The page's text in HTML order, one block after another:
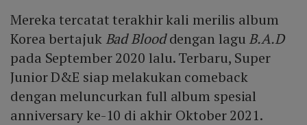
Mereka tercatat terakhir kali merilis album
Korea bertajuk Bad Blooddengan lagu B.A.D
pada September 2020 lalu. Terbaru, Super
Junior D&E siap melakukan comeback
dengan meluncurkan full album spesial
anniversary ke-10 di akhir Oktober 2021.